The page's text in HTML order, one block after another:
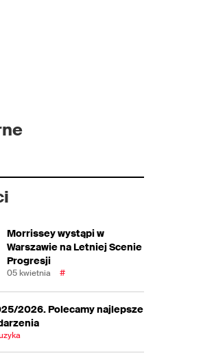
Morrissey wystąpi w
Warszawie na Letniej Scenie
Progresji
05 kwietnia #
2026. Polecamy najlepsze